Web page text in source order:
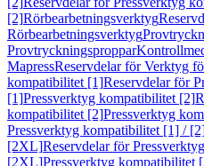
[2]Rörbearbetningsverktyg
Rörbearbetningsverktyg
Provtryckningsproppar
MapressReservdelar för Verktyg
kompatibilitet [1]Reservdelar för
[1]Pressverktyg kompatibilitet [2]
kompatibilitet [2]Pressverktyg
Pressverktyg kompatibilitet [1] /
[2XL]Reservdelar för
[2XL]Pressverktyg kompatibilitet